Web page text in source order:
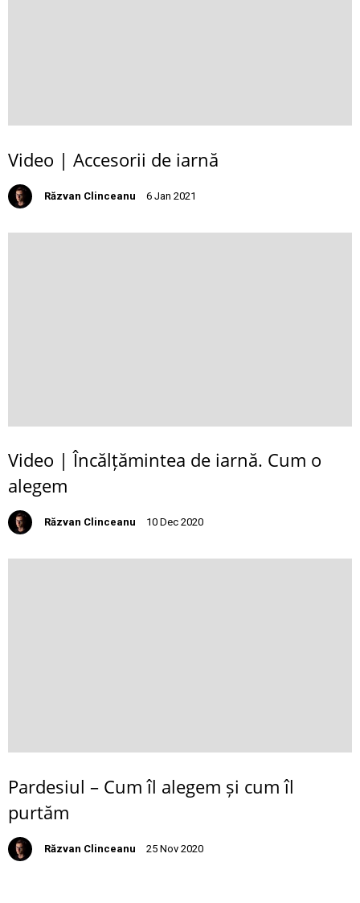
Video | Accesorii de iarnă
Răzvan Clinceanu 6 Jan 2021
Video | Încălțămintea de iarnă. Cum o
alegem
Răzvan Clinceanu 10 Dec 2020
Pardesiul – Cum îl alegem și cum îl
purtăm
Răzvan Clinceanu 25 Nov 2020